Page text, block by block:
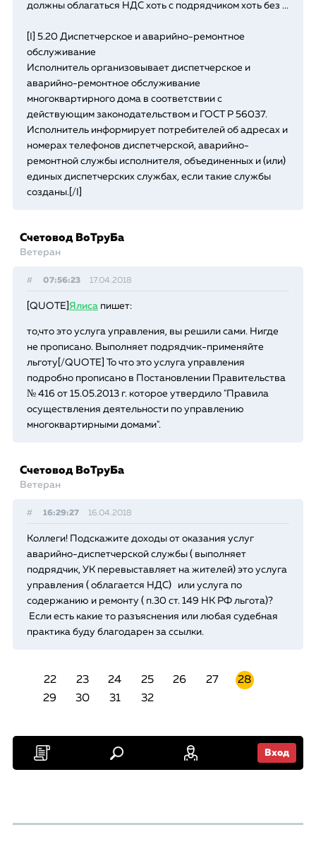
должны облагаться НДС хоть с подрядчиком хоть без ...
[I] 5.20 Диспетчерское и аварийно-ремонтное
обслуживание
Исполнитель организовывает диспетчерское и
аварийно-ремонтное обслуживание
многоквартирного дома в соответствии с
действующим законодательством и ГОСТ Р 56037.
Исполнитель информирует потребителей об адресах и
номерах телефонов диспетчерской, аварийно-
ремонтной службы исполнителя, объединенных и (или)
единых диспетчерских службах, если такие службы
созданы.[/I]
Счетовод ВоТруБа
Ветеран
# 07:56:23 17.04.2018
[QUOTE] Ялисапишет:
то,что это услуга управления, вы решили сами. Нигде
не прописано. Выполняет подрядчик-применяйте
льготу[/QUOTE] То что это услуга управления
подробно прописано в Постановлении Правительства
№ 416 от 15.05.2013 г. которое утвердило "Правила
осуществления деятельности по управлению
многоквартирными домами".
Счетовод ВоТруБа
Ветеран
# 16:29:27 16.04.2018
Коллеги! Подскажите доходы от оказания услуг
аварийно-диспетчерской службы ( выполняет
подрядчик, УК перевыставляет на жителей) это услуга
управления ( облагается НДС) или услуга по
содержанию и ремонту ( п.30 ст. 149 НК РФ льгота)?
Если есть какие то разъяснения или любая судебная
практика буду благодарен за ссылки.
22 23 24 25 26 27
28
29
30 31 32
Вход